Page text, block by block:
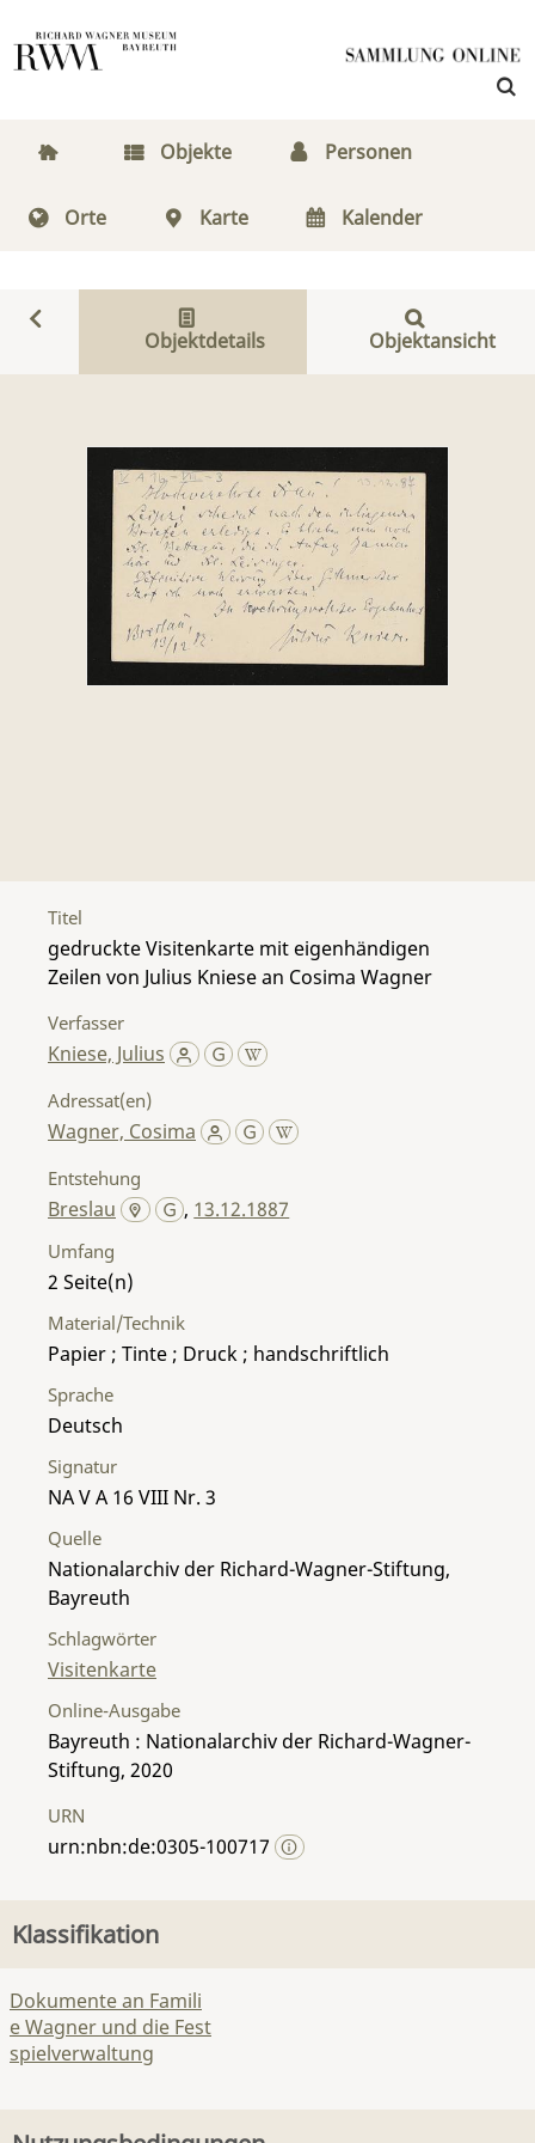
Objekte Personen
Orte Karte Kalender
Objektdetails Objektansicht
Titel
gedruckte Visitenkarte mit eigenhändigen
Zeilen von Julius Kniese an Cosima Wagner
Verfasser
Kniese, Julius
Adressat(en)
Wagner, Cosima
Entstehung
Breslau , 13.12.1887
Umfang
2
Material/Technik
Papier ; Tinte ; Druck ; handschriftlich
Sprache
Deutsch
Signatur
NA V A 16 VIII Nr. 3
Quelle
Nationalarchiv der Richard-Wagner-Stiftung,
Bayreuth
Schlagwörter
Visitenkarte
Online-Ausgabe
Bayreuth : Nationalarchiv der Richard-Wagner-
Stiftung, 2020
URN
urn:nbn:de:0305-100717
Klassifikation
Dokumente an Famili
e Wagner und die Fest
spielverwaltung